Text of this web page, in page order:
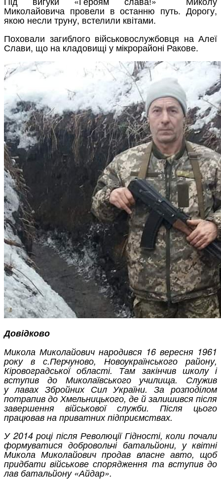
Миколайовича провели в останню путь. Дорогу,
якою несли труну, встелили квітами.
Поховали загиблого військовослужбовця на Алеї
Слави, що на кладовищі у мікрорайоні Ракове.
Довідково
Микола Миколайович народився 16 вересня 1961
року в с.Перчуново, Новоукраїнського району,
Кіровоградської області. Там закінчив школу і
вступив до Миколаївського училища. Служив
у лавах Збройних Сил України. За розподілом
потрапив до Хмельницького, де й залишився після
завершення військової служби. Після цього
працював на приватних підприємствах.
У 2014 році після Революції Гідності, коли почали
формуватися добровольчі батальйони, у квітні
Микола Миколайович продав власне авто, щоб
придбати військове спорядження та вступив до
лав батальйону «Айдар».